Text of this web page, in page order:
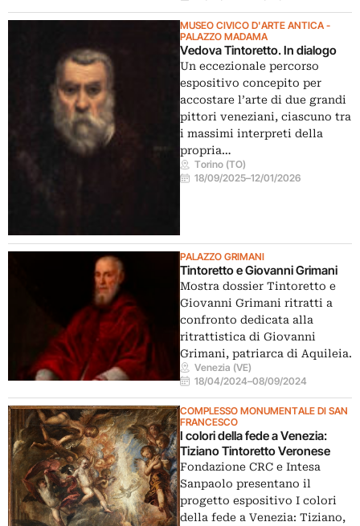
MUSEO CIVICO D'ARTE ANTICA -
PALAZZO MADAMA
Vedova Tintoretto. In dialogo
Un eccezionale percorso
espositivo concepito per
accostare l’arte di due grandi
pittori veneziani, ciascuno tra
i massimi interpreti della
propria…
Torino (TO)
18/09/2025–12/01/2026
PALAZZO GRIMANI
Tintoretto e Giovanni Grimani
Mostra dossier Tintoretto e
Giovanni Grimani ritratti a
confronto dedicata alla
ritrattistica di Giovanni
Grimani, patriarca di Aquileia.
Venezia (VE)
18/04/2024–08/09/2024
COMPLESSO MONUMENTALE DI SAN
FRANCESCO
I colori della fede a Venezia:
Tiziano Tintoretto Veronese
Fondazione CRC e Intesa
Sanpaolo presentano il
progetto espositivo I colori
della fede a Venezia: Tiziano,